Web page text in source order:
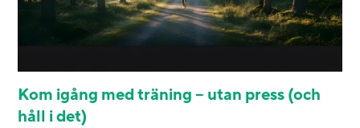
Kom igång med träning – utan press (och
håll i det)